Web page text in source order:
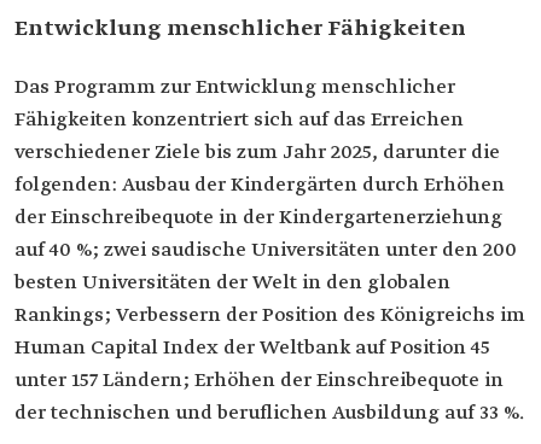
Entwicklung menschlicher Fähigkeiten
Das Programm zur Entwicklung menschlicher
Fähigkeiten konzentriert sich auf das Erreichen
verschiedener Ziele bis zum Jahr 2025, darunter die
folgenden: Ausbau der Kindergärten durch Erhöhen
der Einschreibequote in der Kindergartenerziehung
auf 40 %; zwei saudische Universitäten unter den 200
besten Universitäten der Welt in den globalen
Rankings; Verbessern der Position des Königreichs im
Human Capital Index der Weltbank auf Position 45
unter 157 Ländern; Erhöhen der Einschreibequote in
der technischen und beruflichen Ausbildung auf 33 %.